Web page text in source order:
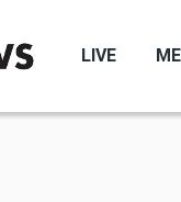
LIVE